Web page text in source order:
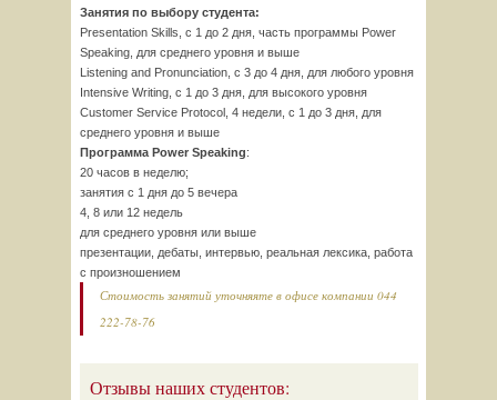
Занятия по выбору студента:
Presentation Skills, с 1 до 2 дня, часть программы Power
Speaking, для среднего уровня и выше
Listening and Pronunciation, с 3 до 4 дня, для любого уровня
Intensive Writing, с 1 до 3 дня, для высокого уровня
Customer Service Protocol, 4 недели, с 1 до 3 дня, для
среднего уровня и выше
Программа Power Speaking:
20 часов в неделю;
занятия с 1 дня до 5 вечера
4, 8 или 12 недель
для среднего уровня или выше
презентации, дебаты, интервью, реальная лексика, работа
с произношением
Стоимость занятий уточняяте в офисе компании 044
222-78-76
Отзывы наших студентов: